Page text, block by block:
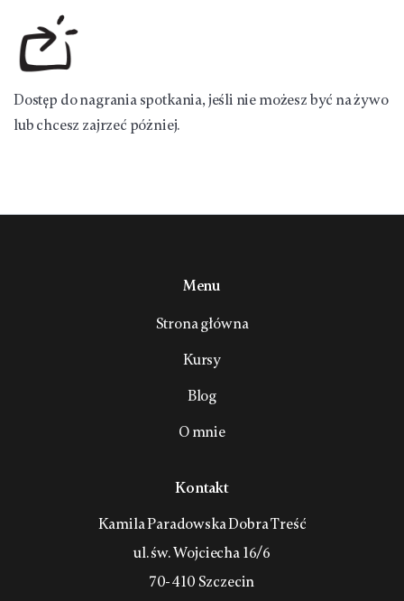
Dostęp do nagrania spotkania, jeśli nie możesz być na żywo
lub chcesz zajrzeć póżniej.
Menu
Strona główna
Kursy
Blog
O mnie
Kontakt
Kamila Paradowska Dobra Treść
ul. św. Wojciecha 16/6
70-410 Szczecin